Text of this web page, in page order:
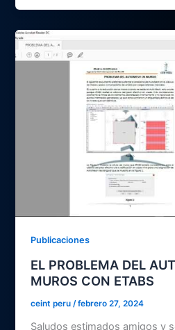
Publicaciones
EL PROBLEMA DEL
MUROS CON ETABS
ceint peru/febrero 27, 2024
Saludos estimados amigos y